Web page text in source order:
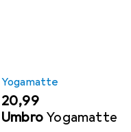
Yogamatte
EUR
20,99
Umbro Yogamatte